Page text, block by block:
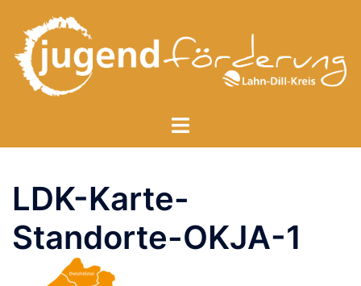
Inhalt
springen
Menü
LDK-Karte-
Standorte-OKJA-1